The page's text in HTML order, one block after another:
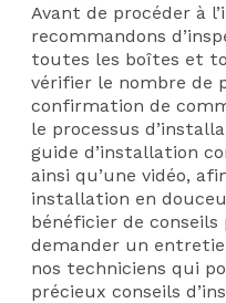
Avant de procéder à
recommandons
toutes les boîtes et
vérifier le nombre de
confirmation de
le processus
guide d’installation
ainsi qu’une vidéo,
installation en
bénéficier de conseils
demander un
nos techniciens qui
précieux conseils